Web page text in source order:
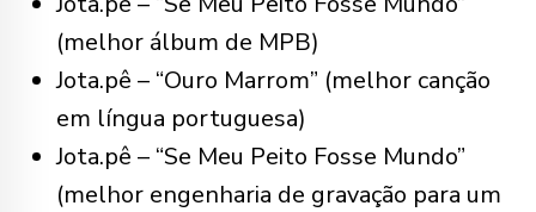
(melhor álbum de MPB)
Jota.pê – “Ouro Marrom” (melhor canção
em língua portuguesa)
Jota.pê – “Se Meu Peito Fosse Mundo”
(melhor engenharia de gravação para um